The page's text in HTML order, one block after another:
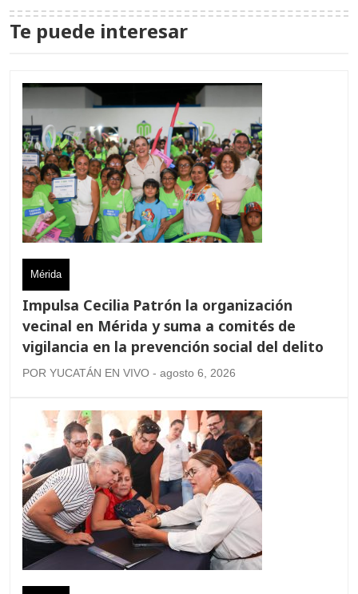
Te puede interesar
Mérida
Impulsa Cecilia Patrón la organización
vecinal en Mérida y suma a comités de
vigilancia en la prevención social del delito
POR YUCATÁN EN VIVO - agosto 6, 2026